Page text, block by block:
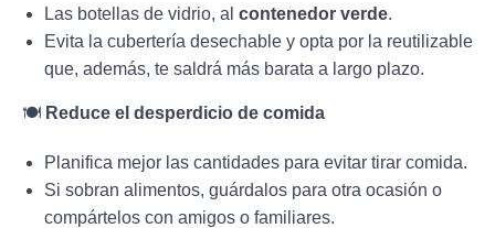
Las botellas de vidrio, al contenedor verde.
Evita la cubertería desechable y opta por la reutilizable
que, además, te saldrá más barata a largo plazo.
🍽️ Reduce el desperdicio de comida
Planifica mejor las cantidades para evitar tirar comida.
Si sobran alimentos, guárdalos para otra ocasión o
compártelos con amigos o familiares.